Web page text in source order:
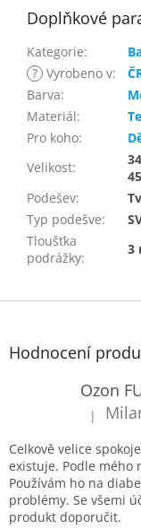
Doplňkové
Kategorie:
? Vyrobeno v:
Barva:
Materiál:
Pro koho:
Velikost:
Podešev:
Typ podešve:
Tloušťka
podrážky:
3
Z
Hodnocení
Ozon
|
Celkově velice
existuje. Podle mého
Používám ho na
problémy. Se všemi
produkt doporučit.